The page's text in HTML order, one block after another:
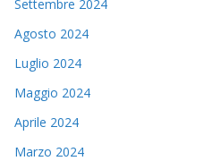
Settembre 2024
Agosto 2024
Luglio 2024
Maggio 2024
Aprile 2024
Marzo 2024